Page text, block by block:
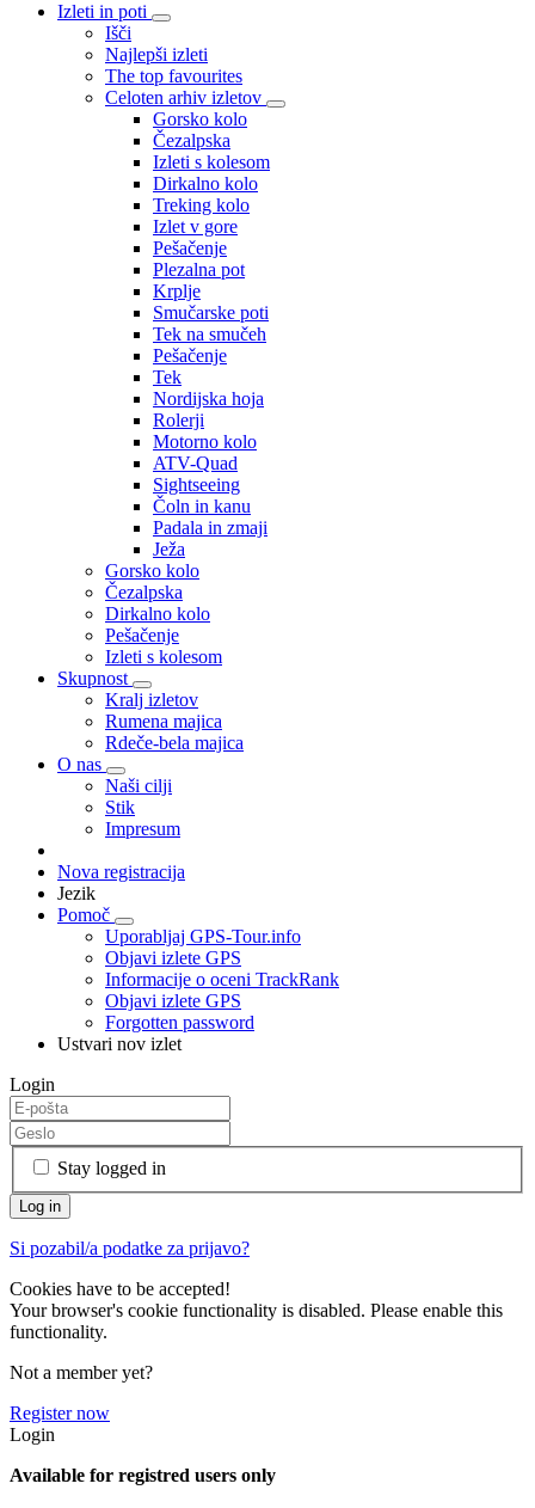
Izleti in poti
Išči
Najlepši izleti
The top favourites
Celoten arhiv izletov
Gorsko kolo
Čezalpska
Izleti s kolesom
Dirkalno kolo
Treking kolo
Izlet v gore
Pešačenje
Plezalna pot
Krplje
Smučarske poti
Tek na smučeh
Pešačenje
Tek
Nordijska hoja
Rolerji
Motorno kolo
ATV-Quad
Sightseeing
Čoln in kanu
Padala in zmaji
Ježa
Gorsko kolo
Čezalpska
Dirkalno kolo
Pešačenje
Izleti s kolesom
Skupnost
Kralj izletov
Rumena majica
Rdeče-bela majica
O nas
Naši cilji
Stik
Impresum
Nova registracija
Jezik
Pomoč
Uporabljaj GPS-Tour.info
Objavi izlete GPS
Informacije o oceni TrackRank
Objavi izlete GPS
Forgotten password
Ustvari nov izlet
Login
Stay logged in
Si pozabil/a podatke za prijavo?
Cookies have to be accepted!
Your browser's cookie functionality is disabled. Please enable this
functionality.
Not a member yet?
Register now
Login
Available for registred users only